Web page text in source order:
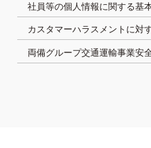
社員等の個人情報に関する基
カスタマーハラスメントに対
両備グループ交通運輸事業安